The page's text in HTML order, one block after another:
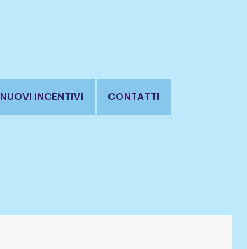
NUOVI INCENTIVI CONTATTI